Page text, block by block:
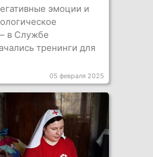
эмоции и
в Службе
тренинги для
05 февраля 2025